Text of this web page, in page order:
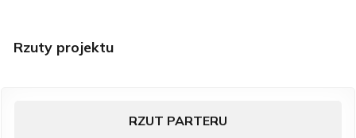
Rzuty projektu
RZUT PARTERU